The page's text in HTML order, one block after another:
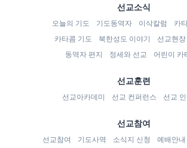
선교소식
오늘의 기도 기도동역자 이삭칼럼
카
카타콤 기도
북한성도 이야기
선교현
동역자 편지
정세와 선교 어린이 카
선교훈련
선교아카데미 선교 컨퍼런스 선교
선교참여
선교참여 기도사역 소식지 신청 예배안내